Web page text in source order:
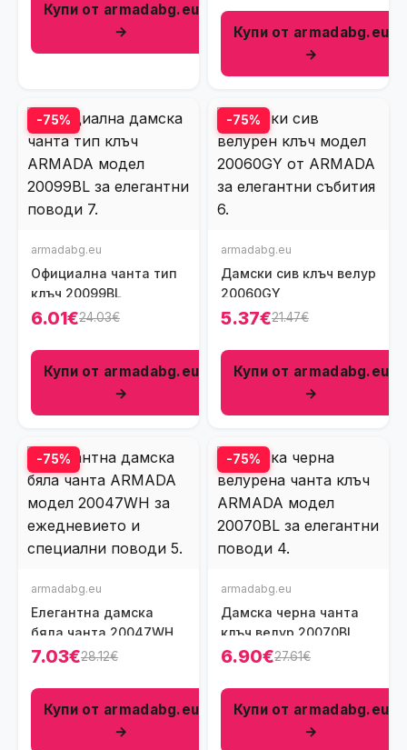
Купи от armadabg.eu
→
Купи от armadabg.eu
→
-75%
armadabg.eu
Официална чанта тип
клъч 20099BL
6.01€24.03€
Купи от armadabg.eu
→
-75%
armadabg.eu
Дамски сив клъч велур
20060GY
5.37€21.47€
Купи от armadabg.eu
→
-75%
armadabg.eu
Елегантна дамска
бяла чанта 20047WH
7.03€28.12€
Купи от armadabg.eu
→
-75%
armadabg.eu
Дамска черна чанта
клъч велур 20070BL
6.90€27.61€
Купи от armadabg.eu
→